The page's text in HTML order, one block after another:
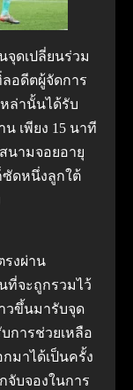
จุดเปลี่ยนร่วม
ลอดีตผู้จัดการ
ล่านั้นได้รับ
น เพียง 15 นาที
นามจอยอายุ
ซัดหนึ่งลูกใต้
รงผ่าน
ที่จะถูกรวมไว้
วขึ้นมารับจุด
การช่วยเหลือ
มาได้เป็นครั้ง
จับจองในการ